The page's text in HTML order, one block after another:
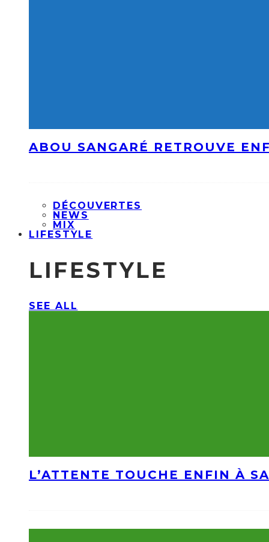
ABOU SANGARÉ RETROUVE
DÉCOUVERTES
NEWS
MIX
LIFESTYLE
LIFESTYLE
SEE ALL
L’ATTENTE TOUCHE ENFIN À